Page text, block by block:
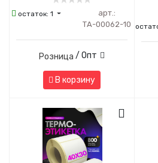
остаток:1
арт.:
ТА-00062-10
Розница / Опт
В корзину